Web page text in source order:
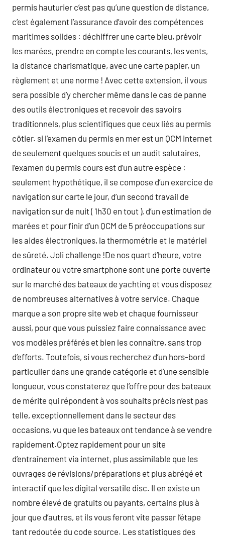
permis hauturier c’est pas qu’une question de distance,
c’est également l’assurance d’avoir des compétences
maritimes solides : déchiffrer une carte bleu, prévoir
les marées, prendre en compte les courants, les vents,
la distance charismatique, avec une carte papier, un
règlement et une norme ! Avec cette extension, il vous
sera possible d’y chercher même dans le cas de panne
des outils électroniques et recevoir des savoirs
traditionnels, plus scientifiques que ceux liés au permis
côtier. si l’examen du permis en mer est un QCM internet
de seulement quelques soucis et un audit salutaires,
l’examen du permis cours est d’un autre espèce :
seulement hypothétique, il se compose d’un exercice de
navigation sur carte le jour, d’un second travail de
navigation sur de nuit ( 1h30 en tout ), d’un estimation de
marées et pour finir d’un QCM de 5 préoccupations sur
les aides électroniques, la thermométrie et le matériel
de sûreté. Joli challenge !De nos quart d’heure, votre
ordinateur ou votre smartphone sont une porte ouverte
sur le marché des bateaux de yachting et vous disposez
de nombreuses alternatives à votre service. Chaque
marque a son propre site web et chaque fournisseur
aussi, pour que vous puissiez faire connaissance avec
vos modèles préférés et bien les connaître, sans trop
d’efforts. Toutefois, si vous recherchez d’un hors-bord
particulier dans une grande catégorie et d’une sensible
longueur, vous constaterez que l’offre pour des bateaux
de mérite qui répondent à vos souhaits précis n’est pas
telle, exceptionnellement dans le secteur des
occasions, vu que les bateaux ont tendance à se vendre
rapidement.Optez rapidement pour un site
d’entraînement via internet, plus assimilable que les
ouvrages de révisions/préparations et plus abrégé et
interactif que les digital versatile disc. Il en existe un
nombre élevé de gratuits ou payants, certains plus à
jour que d’autres, et ils vous feront vite passer l’étape
tant redoutée du code source. Les statistiques des